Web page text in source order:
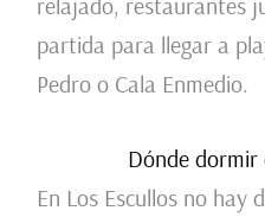
partida para llegar a
Pedro o Cala Enmedio.
Dónde dormir
En Los Escullos no hay